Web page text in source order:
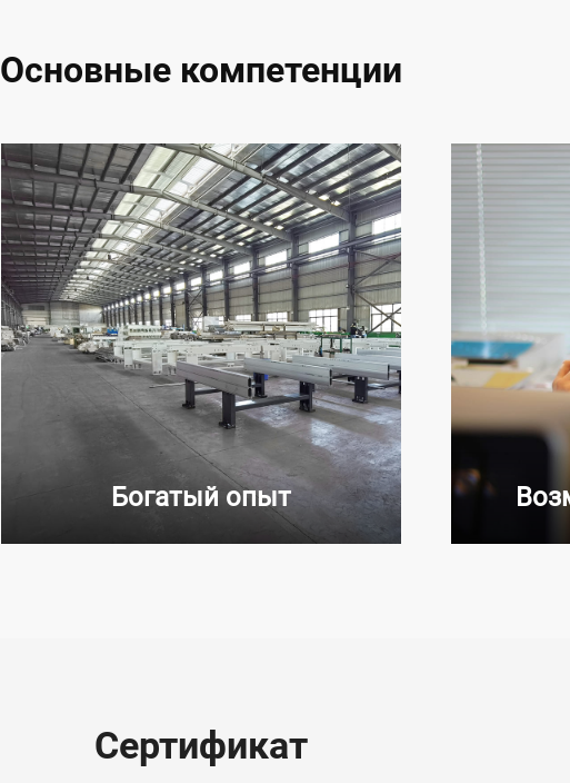
Основные компетенции
Богатый опыт
Сертификат